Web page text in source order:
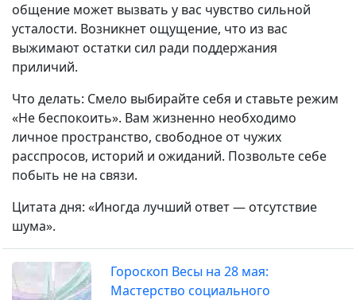
общение может вызвать у вас чувство сильной
усталости. Возникнет ощущение, что из вас
выжимают остатки сил ради поддержания
приличий.
Что делать: Смело выбирайте себя и ставьте режим
«Не беспокоить». Вам жизненно необходимо
личное пространство, свободное от чужих
расспросов, историй и ожиданий. Позвольте себе
побыть не на связи.
Цитата дня: «Иногда лучший ответ — отсутствие
шума».
Гороскоп Весы на 28 мая:
Мастерство социального